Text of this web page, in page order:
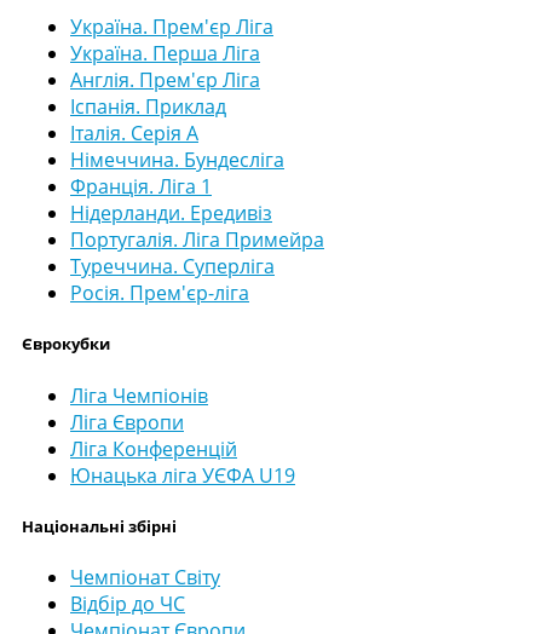
Україна. Прем'єр Ліга
Україна. Перша Ліга
Англія. Прем'єр Ліга
Іспанія. Приклад
Італія. Серія А
Німеччина. Бундесліга
Франція. Ліга 1
Нідерланди. Ередивіз
Португалія. Ліга Примейра
Туреччина. Суперліга
Росія. Прем'єр-ліга
Єврокубки
Ліга Чемпіонів
Ліга Європи
Ліга Конференцій
Юнацька ліга УЄФА U19
Національні збірні
Чемпіонат Світу
Відбір до ЧС